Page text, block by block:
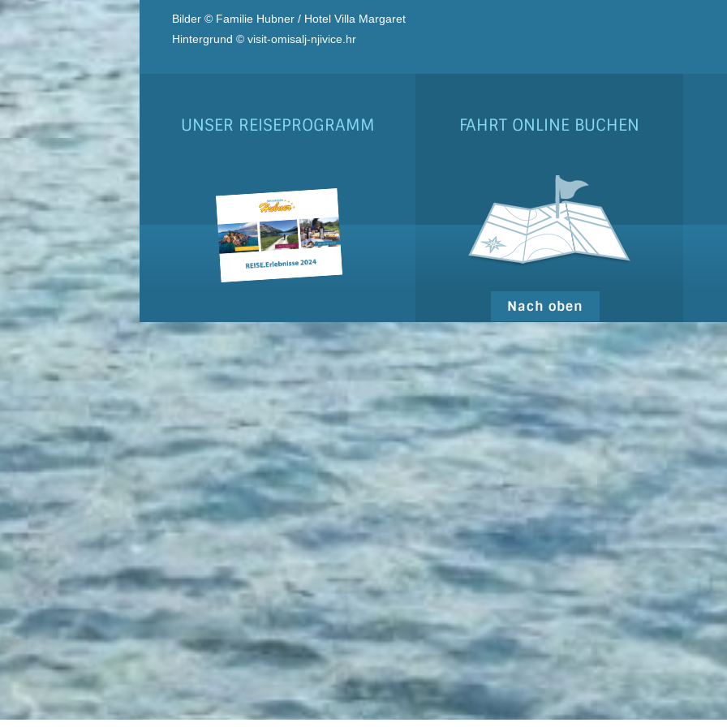
Bilder © Familie Hubner / Hotel Villa Margaret
Hintergrund © visit-omisalj-njivice.hr
UNSER REISEPROGRAMM FAHRT ONLINE BUCHEN
Nach oben